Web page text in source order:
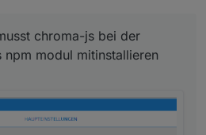
chroma-js bei der
modul mitinstallieren